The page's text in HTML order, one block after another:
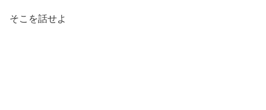
そこを話せよ